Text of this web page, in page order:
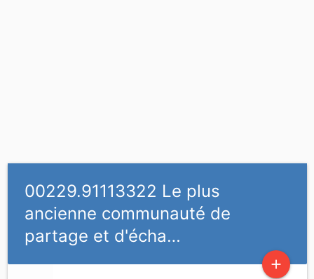
00229.91113322 Le plus
ancienne communauté de
partage et d'écha…
add